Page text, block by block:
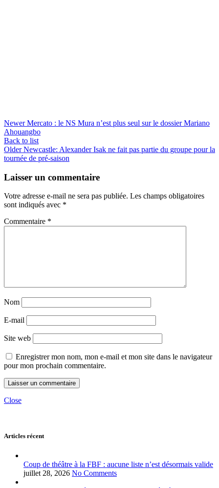
Newer Mercato : le NS Mura n’est plus seul sur le dossier Mariano
Ahouangbo
Back to list
Older Newcastle: Alexander Isak ne fait pas partie du groupe pour la
tournée de pré-saison
Laisser un commentaire
Votre adresse e-mail ne sera pas publiée. Les champs obligatoires
sont indiqués avec *
Commentaire *
Nom
E-mail
Site web
Enregistrer mon nom, mon e-mail et mon site dans le navigateur
pour mon prochain commentaire.
Close
Articles récent
Coup de théâtre à la FBF : aucune liste n’est désormais valide
juillet 28, 2026 No Comments